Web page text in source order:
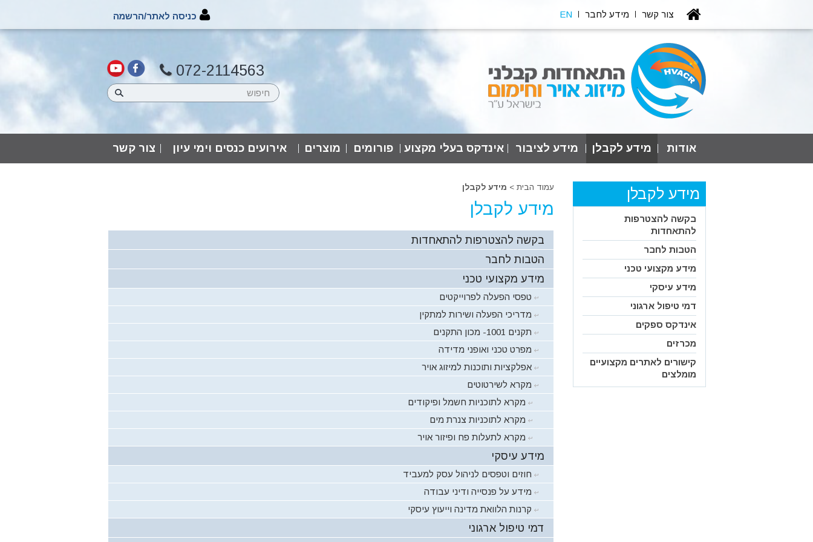
צור קשר מידע לחבר EN כניסה לאתר/הרשמה
072-2114563
אודות מידע לקבלן מידע לציבור אינדקס בעלי מקצוע פורומים מוצרים אירועים כנסים וימי עיון צור קשר
עמוד הבית > מידע לקבלן
מידע לקבלן
בקשה להצטרפות להתאחדות
הטבות לחבר
מידע מקצועי טכני
טפסי הפעלה לפרוייקטים
מדריכי הפעלה ושירות למתקין
תקנים 1001- מכון התקנים
מפרט טכני ואופני מדידה
אפלקציות ותוכנות למיזוג אויר
מקרא לשירטוטים
מקרא לתוכניות חשמל ופיקודים
מקרא לתוכניות צנרת מים
מקרא לתעלות פח ופיזור אויר
מידע עיסקי
חוזים וטפסים לניהול עסק למעביד
מידע על פנסייה ודיני עבודה
קרנות הלוואת מדינה וייעוץ עיסקי
דמי טיפול ארגוני
מידע לקבלן
בקשה להצטרפות
להתאחדות
הטבות לחבר
מידע מקצועי טכני
מידע עיסקי
דמי טיפול ארגוני
אינדקס ספקים
מכרזים
קישורים לאתרים מקצועיים
מומלצים